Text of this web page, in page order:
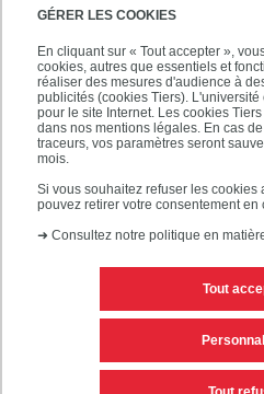
GÉRER LES COOKIES
En cliquant sur « Tout accepter »,
cookies, autres que essentiels et
réaliser des mesures d'audience à
publicités (cookies Tiers).
pour le site Internet. Les cookies
dans nos mentions légales. En cas
traceurs, vos paramètres seront
mois.
Si vous souhaitez refuser les cookies
pouvez retirer votre consentement
➜ Consultez notre politique en
Tout
Mentions
Personnaliser les cookies